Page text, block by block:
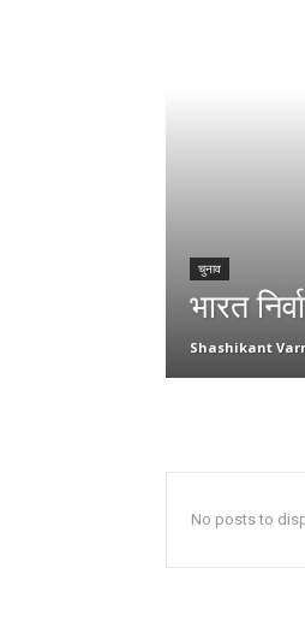
चुनाव
भारत
Shashikant
No posts to